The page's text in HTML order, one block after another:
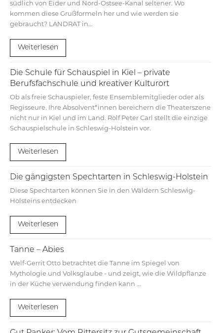
südlich von Eider und Nord-Ostsee-Kanal seltener. Wo
kommen diese Grußformeln her und wie werden sie
gebraucht? LANDRAT in...
Weiterlesen
Die Schule für Schauspiel in Kiel – private
Berufsfachschule und kreativer Kulturort
Ob als freie Schauspieler, feste Ensemblemitglieder oder als
Regisseure. Ihre Absolvent*innen bereichern die Theaterszene
nicht nur in Kiel und im Land. Rolf Peter Carl stellt die einzige
Schauspielschule in Schleswig-Holstein vor.
Weiterlesen
Die gängigsten Spechtarten in Schleswig-Holstein
Diese Spechtarten können Sie in den Wäldern Schleswig-
Holsteins entdecken
Weiterlesen
Tanne – Abies
Welf-Gerrit Otto betrachtet die Tanne im Spiegel von
Mythologie und Volksglaube - und zeigt, wie die Wildpflanze
in der Küche verwendung finden kann ...
Weiterlesen